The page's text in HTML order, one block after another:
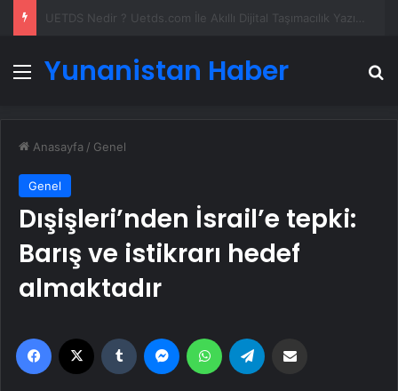
Datahost İle Güvenilir Sunucu Hizmetleri
Menü
Yunanistan Haber
Anasayfa / Genel
Genel
Dışişleri’nden İsrail’e tepki:
Barış ve istikrarı hedef
almaktadır
Facebook Tumblr MessengerWhatsApp